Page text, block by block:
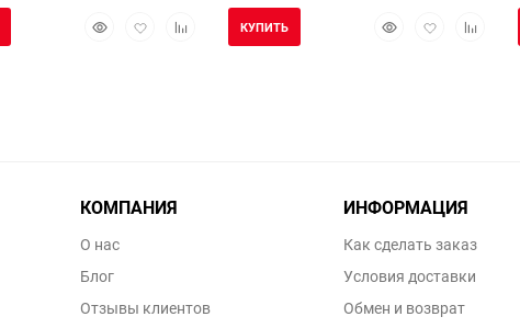
БыстрыйДобавитьДобавить
БыстрыйДобавитьДобавить
КУПИТЬ
КОМПАНИЯ
О нас
Блог
Отзывы клиентов
ИНФОРМАЦИЯ
Как сделать заказ
Условия доставки
Обмен и возврат